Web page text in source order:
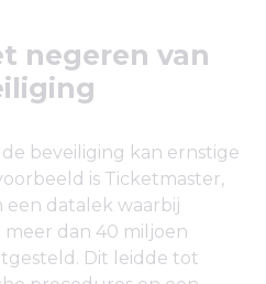
negeren van
beveiliging kan ernstige
is Ticketmaster,
datalek waarbij
dan 40 miljoen
Dit leidde tot